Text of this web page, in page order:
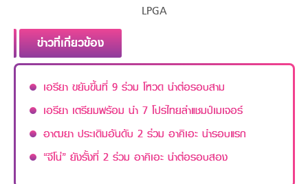
LPGA
ข่าวที่เกี่ยวข้อง
เอรียา ขยับขึ้นที่ 9 ร่วม โหวด นำต่อรอบสาม
เอรียา เตรียมพร้อม นำ 7 โปรไทยล่าแชมป์เมเจอร์
อาฒยา ประเดิมอันดับ 2 ร่วม อาคิเอะ นำรอบแรก
“จีโน่” ยังรั้งที่ 2 ร่วม อาคิเอะ นำต่อรอบสอง